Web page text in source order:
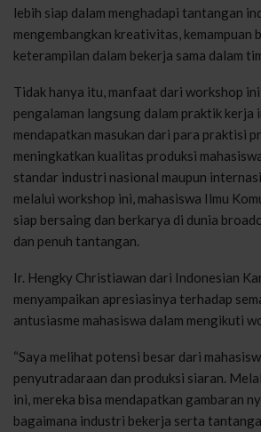
lebih siap dalam menghadapi tantangan
mengembangkan kreativitas, kemampuan
keterampilan dalam bekerja sama dalam
Tidak hanya itu, manfaat dari workshop
pengalaman langsung dalam praktik kerja
mendapatkan masukan dari para praktisi
meningkatkan kualitas produksi
standar industri nasional maupun
melalui workshop ini, mahasiswa Ilmu
siap bersaing dan berkarya di dunia
dan penuh tantangan.
Ir. Hengky Christiawan dari Indonesian
menyampaikan apresiasinya terhadap
antusiasme mahasiswa dalam mengikuti
“Saya melihat potensi besar dari
penyutradaraan dan produksi siaran.
ini, mereka bisa mendapatkan gambaran
bagaimana industri bekerja serta